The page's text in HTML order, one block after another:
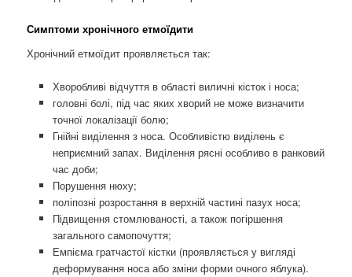
Симптоми хронічного етмоїдити
Хронічний етмоїдит проявляється так:
Хворобливі відчуття в області виличні кісток і носа;
головні болі, під час яких хворий не може визначити
точної локалізації болю;
Гнійні виділення з носа. Особливістю виділень є
неприємний запах. Виділення рясні особливо в ранковий
час доби;
Порушення нюху;
поліпозні розростання в верхній частині пазух носа;
Підвищення стомлюваності, а також погіршення
загального самопочуття;
Емпієма гратчастої кістки (проявляється у вигляді
деформування носа або зміни форми очного яблука).